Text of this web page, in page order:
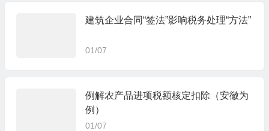
建筑企业合同“签法”影响税务处理“方法”
01/07
例解农产品进项税额核定扣除（安徽为
例）
01/07